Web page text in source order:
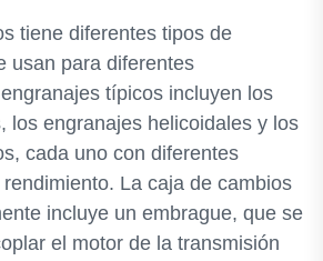
tiene diferentes tipos de
usan para diferentes
típicos incluyen los
los engranajes helicoidales y los
cada uno con diferentes
La caja de cambios
incluye un embrague, que se
el motor de la transmisión